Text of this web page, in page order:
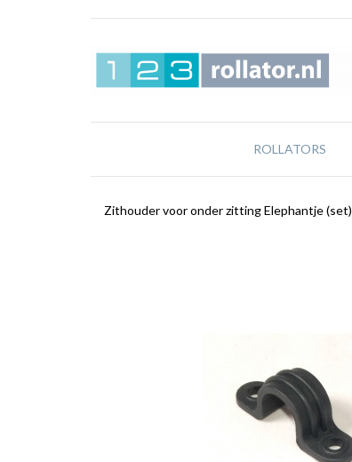
ROLLATORS
Zithouder voor onder zitting Elephantje (set)